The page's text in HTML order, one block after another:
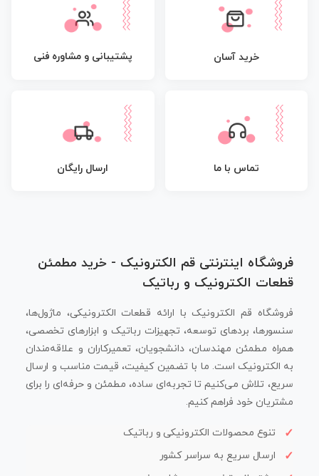
خرید آسان پشتیبانی و مشاوره فنی
تماس با ما ارسال رایگان
فروشگاه اینترنتی قم الکترونیک - خرید مطمئن
قطعات الکترونیک و رباتیک
فروشگاه قم الکترونیک با ارائه قطعات الکترونیکی، ماژول‌ها،
سنسورها، بردهای توسعه، تجهیزات رباتیک و ابزارهای تخصصی،
همراه مطمئن مهندسان، دانشجویان، تعمیرکاران و علاقه‌مندان
به الکترونیک است. ما با تضمین کیفیت، قیمت مناسب و ارسال
سریع، تلاش می‌کنیم تا تجربه‌ای ساده، مطمئن و حرفه‌ای را برای
مشتریان خود فراهم کنیم.
تنوع محصولات الکترونیکی و رباتیک
ارسال سریع به سراسر کشور